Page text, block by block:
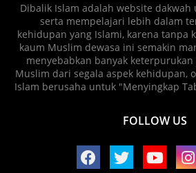
Dibalik Islam adalah website
serta mempelajari lebih dalam
kehidupan yang Islami, karena tanpa
kaum Muslim dewasa ini semakin
menyebabkan banyak
Muslim dari segala aspek kehidupan,
Islam berusaha untuk "Menyingkap
FOLLOW US